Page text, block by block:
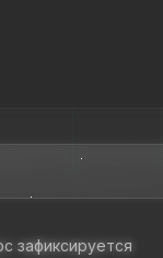
зафиксируется